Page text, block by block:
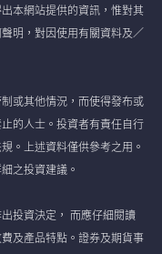
本網站提供的資訊，惟對其
明，對因使用有關資料及／
或其他情況，而使得發布或
的人士。投資者有責任自行
。上述資料僅供參考之用。
之投資建議。
投資決定， 而應仔細閱讀
及產品特點。證券及期貨事